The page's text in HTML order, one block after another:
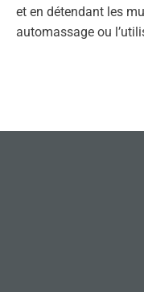
et en détendant les
automassage ou